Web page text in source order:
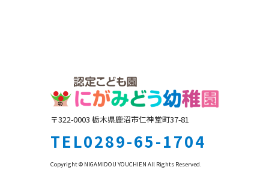
〒322-0003 栃木県鹿沼市仁神堂町37-81
TEL0289-65-1704
Copyright © NIGAMIDOU YOUCHIEN All Rights Reserved.